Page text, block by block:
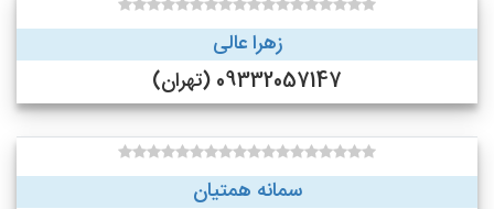
زهرا عالی
09332057147 (تهران)
سمانه همتیان